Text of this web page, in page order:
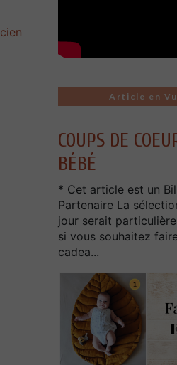
Article en
COUPS DE
BÉBÉ
* Cet article est un
Partenaire La
jour serait
si vous souhaitez
cadea...